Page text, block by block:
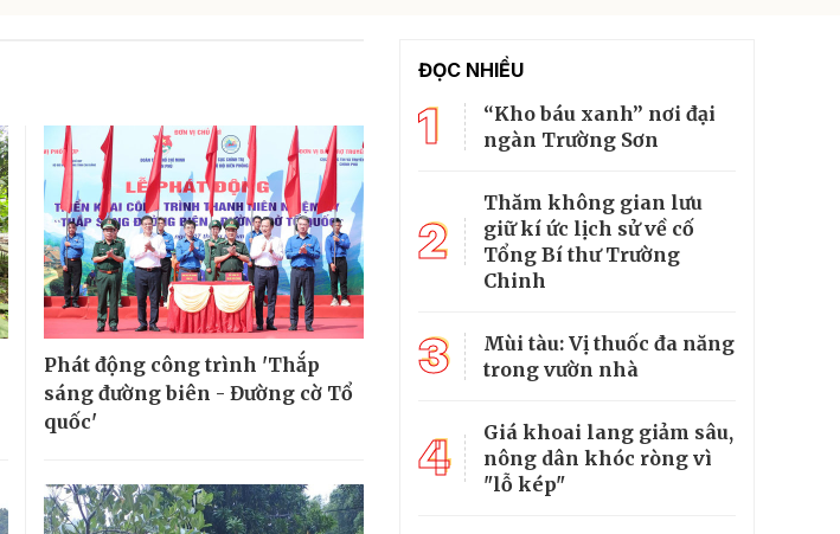
Phát động công trình 'Thắp
sáng đường biên - Đường cờ Tổ
quốc'
ĐỌC NHIỀU
1
“Kho báu xanh” nơi đại
ngàn Trường Sơn
2
Thăm không gian lưu
giữ kí ức lịch sử về cố
Tổng Bí thư Trường
Chinh
3
Mùi tàu: Vị thuốc đa năng
trong vườn nhà
4
Giá khoai lang giảm sâu,
nông dân khóc ròng vì
"lỗ kép"